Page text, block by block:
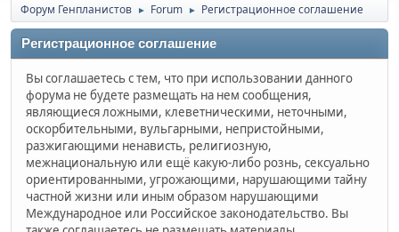
Форум Генпланистов ► Forum ► Регистрационное соглашение
Регистрационное соглашение
Вы соглашаетесь с тем, что при использовании данного
форума не будете размещать на нем сообщения,
являющиеся ложными, клеветническими, неточными,
оскорбительными, вульгарными, непристойными,
разжигающими ненависть, религиозную,
межнациональную или ещё какую-либо рознь, сексуально
ориентированными, угрожающими, нарушающими тайну
частной жизни или иным образом нарушающими
Международное или Российское законодательство. Вы